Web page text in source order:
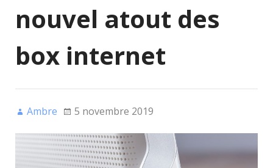
nouvel atout des
box internet
Ambre 5 novembre 2019